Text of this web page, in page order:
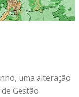
uma alteração
Gestão